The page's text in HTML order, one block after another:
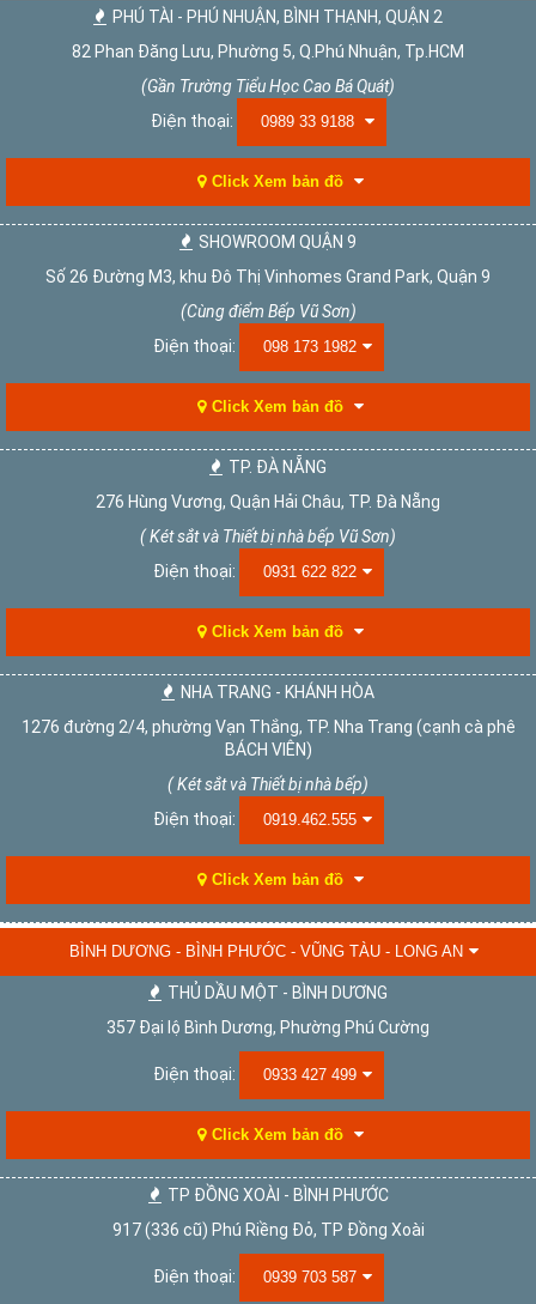
PHÚ TÀI - PHÚ NHUẬN, BÌNH THẠNH, QUẬN 2
82 Phan Đăng Lưu, Phường 5, Q.Phú Nhuận, Tp.HCM
(Gần Trường Tiểu Học Cao Bá Quát)
Điện thoại:
0989 33 9188
Click Xem bản đồ
SHOWROOM QUẬN 9
Số 26 Đường M3, khu Đô Thị Vinhomes Grand Park, Quận 9
(Cùng điểm Bếp Vũ Sơn)
Điện thoại:
098 173 1982
Click Xem bản đồ
TP. ĐÀ NẴNG
276 Hùng Vương, Quận Hải Châu, TP. Đà Nẵng
( Két sắt và Thiết bị nhà bếp Vũ Sơn)
Điện thoại:
0931 622 822
Click Xem bản đồ
NHA TRANG - KHÁNH HÒA
1276 đường 2/4, phường Vạn Thắng, TP. Nha Trang (cạnh cà phê
BÁCH VIÊN)
( Két sắt và Thiết bị nhà bếp)
Điện thoại:
0919.462.555
Click Xem bản đồ
BÌNH DƯƠNG - BÌNH PHƯỚC - VŨNG TÀU - LONG AN
THỦ DẦU MỘT - BÌNH DƯƠNG
357 Đại lộ Bình Dương, Phường Phú Cường
Điện thoại: 0933 427 499
Click Xem bản đồ
TP ĐỒNG XOÀI - BÌNH PHƯỚC
917 (336 cũ) Phú Riềng Đỏ, TP Đồng Xoài
Điện thoại: 0939 703 587